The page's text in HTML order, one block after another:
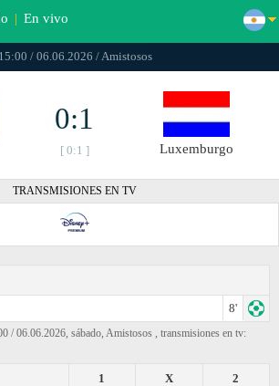
| En vivo
15:00 / 06.06.2026 / Amistosos
0:1
[ 0:1 ] Luxemburgo
TRANSMISIONES EN TV
8'
/ 06.06.2026, sábado, Amistosos , transmisiones en tv:
2
X
1